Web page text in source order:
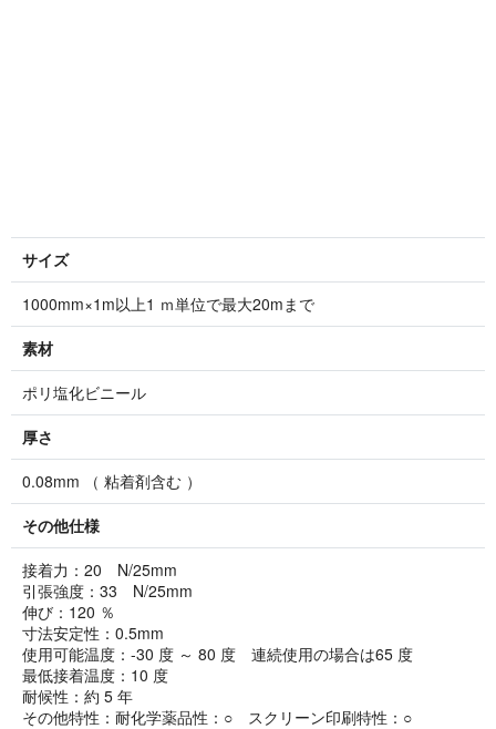
サイズ
1000mm×1m以上1 ｍ単位で最大20mまで
素材
ポリ塩化ビニール
厚さ
0.08mm （ 粘着剤含む ）
その他仕様
接着力：20 N/25mm
引張強度：33 N/25mm
伸び：120 ％
寸法安定性：0.5mm
使用可能温度：-30 度 ～ 80 度 連続使用の場合は65 度
最低接着温度：10 度
耐候性：約 5 年
その他特性：耐化学薬品性：○ スクリーン印刷特性：○